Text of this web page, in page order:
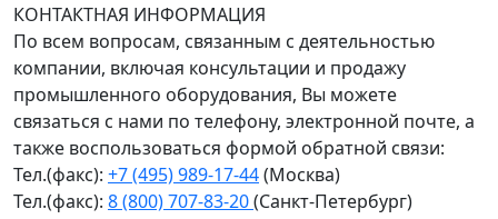
КОНТАКТНАЯ ИНФОРМАЦИЯ
По всем вопросам, связанным с деятельностью
компании, включая консультации и продажу
промышленного оборудования, Вы можете
связаться с нами по телефону, электронной почте, а
также воспользоваться формой обратной связи:
Тел.(факс): +7 (495) 989-17-44(Москва)
Тел.(факс): 8 (800) 707-83-20(Санкт-Петербург)